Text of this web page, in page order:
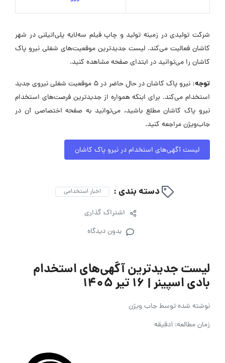
شرکت تولیدی در زمینه تولید و چاپ فیلم سه‌لایه پلی‌اتیلنی در شهر
کاشان فعالیت می‌کند. لیست جدیدترین موقعیت‌های شغلی نیرو پاک
کاشان را می‌توانید در ابتدای صفحه مشاهده کنید.
توجه:
نیرو پاک کاشان در حال حاضر در ۵ موقعیت شغلی نیروی جدید
استخدام می‌کند. برای اینکه همواره از جدیدترین فرصت‌های استخدام
نیرو پاک کاشان مطلع باشید، می‌توانید به صفحه اختصاصی آن در
جاب‌ویژن مراجعه کنید.
لیست آگهی‌های استخدام در نیرو پاک کاشان
دسته بندی : اخبار استخدامی
اشتراک گذاری
بدون دیدگاه
لیست جدیدترین آگهی‌های استخدام
بادی اسپینر | ۱۶ تیر ۱۴۰۵
نوشته شده توسطجاب ویژن
زمان مطالعه: 1دقیقه